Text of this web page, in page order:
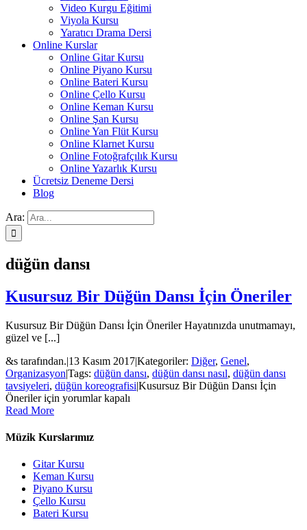
Video Kurgu Eğitimi
Viyola Kursu
Yaratıcı Drama Dersi
Online Kurslar
Online Gitar Kursu
Online Piyano Kursu
Online Bateri Kursu
Online Çello Kursu
Online Keman Kursu
Online Şan Kursu
Online Yan Flüt Kursu
Online Klarnet Kursu
Online Fotoğrafçılık Kursu
Online Yazarlık Kursu
Ücretsiz Deneme Dersi
Blog
Ara:
düğün dansı
Kusursuz Bir Düğün Dansı İçin Öneriler
Kusursuz Bir Düğün Dansı İçin Öneriler Hayatınızda unutmamayı,
güzel ve [...]
&s tarafından.|13 Kasım 2017|Kategoriler: Diğer, Genel,
Organizasyon|Tags: düğün dansı, düğün dansı nasıl, düğün dansı
tavsiyeleri, düğün koreografisi|Kusursuz Bir Düğün Dansı İçin
Öneriler için yorumlar kapalı
Read More
Müzik Kurslarımız
Gitar Kursu
Keman Kursu
Piyano Kursu
Çello Kursu
Bateri Kursu